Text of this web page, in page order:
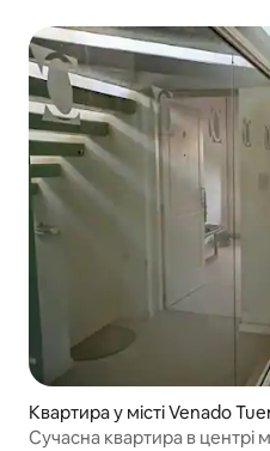
Квартира у місті Venado
Сучасна квартира в центрі